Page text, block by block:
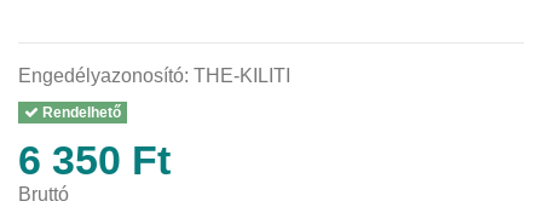
Engedélyazonosító: THE-KILITI
Rendelhető
6 350 Ft
Bruttó